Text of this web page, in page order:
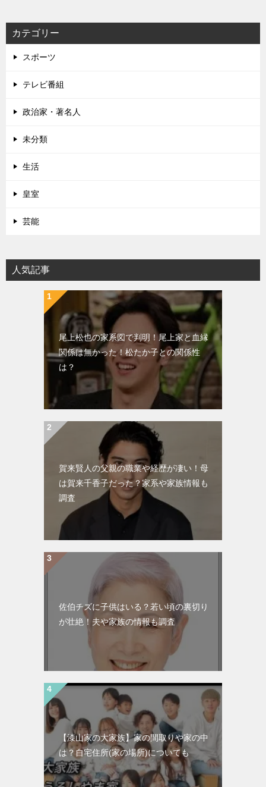
カテゴリー
スポーツ
テレビ番組
政治家・著名人
未分類
生活
皇室
芸能
人気記事
尾上松也の家系図で判明！尾上家と血縁
関係は無かった！松たか子との関係性
は？
賀来賢人の父親の職業や経歴が凄い！母
は賀来千香子だった？家系や家族情報も
調査
佐伯チズに子供はいる？若い頃の裏切り
が壮絶！夫や家族の情報も調査
【漆山家の大家族】家の間取りや家の中
は？自宅住所(家の場所)についても